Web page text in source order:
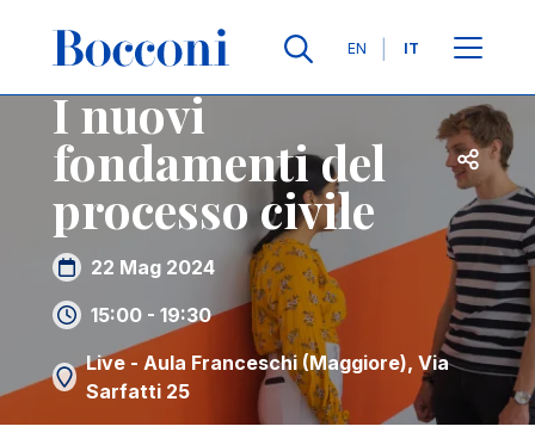
Lingue
EN IT
Briciole di pane
I nuovi
fondamenti del
processo civile
Apri per
22 Mag 2024
15:00 - 19:30
Live - Aula Franceschi (Maggiore), Via
Sarfatti 25